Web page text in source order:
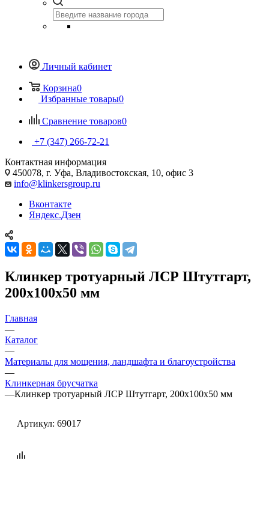
Личный кабинет
Корзина0
Избранные товары0
Сравнение товаров0
+7 (347) 266-72-21
Контактная информация
450078, г. Уфа, Владивостокская, 10, офис 3
info@klinkersgroup.ru
Вконтакте
Яндекс.Дзен
Клинкер тротуарный ЛСР Штутгарт,
200х100х50 мм
Главная
—
Каталог
—
Материалы для мощения, ландшафта и благоустройства
—
Клинкерная брусчатка
—Клинкер тротуарный ЛСР Штутгарт, 200х100х50 мм
Артикул: 69017